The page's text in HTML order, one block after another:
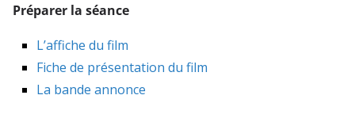
Préparer la séance
L’affiche du film
Fiche de présentation du film
La bande annonce